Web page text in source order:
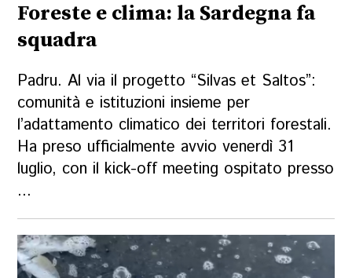
Foreste e clima: la Sardegna fa
squadra
Padru. Al via il progetto “Silvas et Saltos”:
comunità e istituzioni insieme per
l’adattamento climatico dei territori forestali.
Ha preso ufficialmente avvio venerdì 31
luglio, con il kick-off meeting ospitato presso
...